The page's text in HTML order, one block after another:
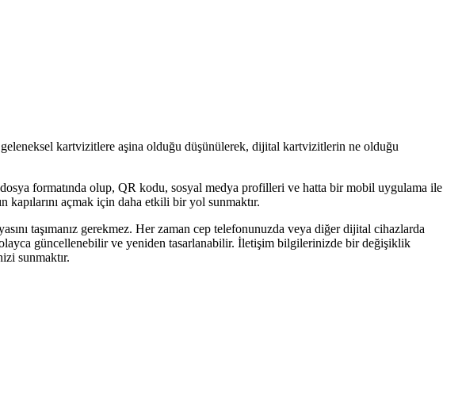
kartvizitlere aşina olduğu düşünülerek, dijital kartvizitlerin ne olduğu
formatında olup, QR kodu, sosyal medya profilleri ve hatta bir mobil uygulama ile
açmak için daha etkili bir yol sunmaktır.
taşımanız gerekmez. Her zaman cep telefonunuzda veya diğer dijital cihazlarda
güncellenebilir ve yeniden tasarlanabilir. İletişim bilgilerinizde bir değişiklik
sunmaktır.